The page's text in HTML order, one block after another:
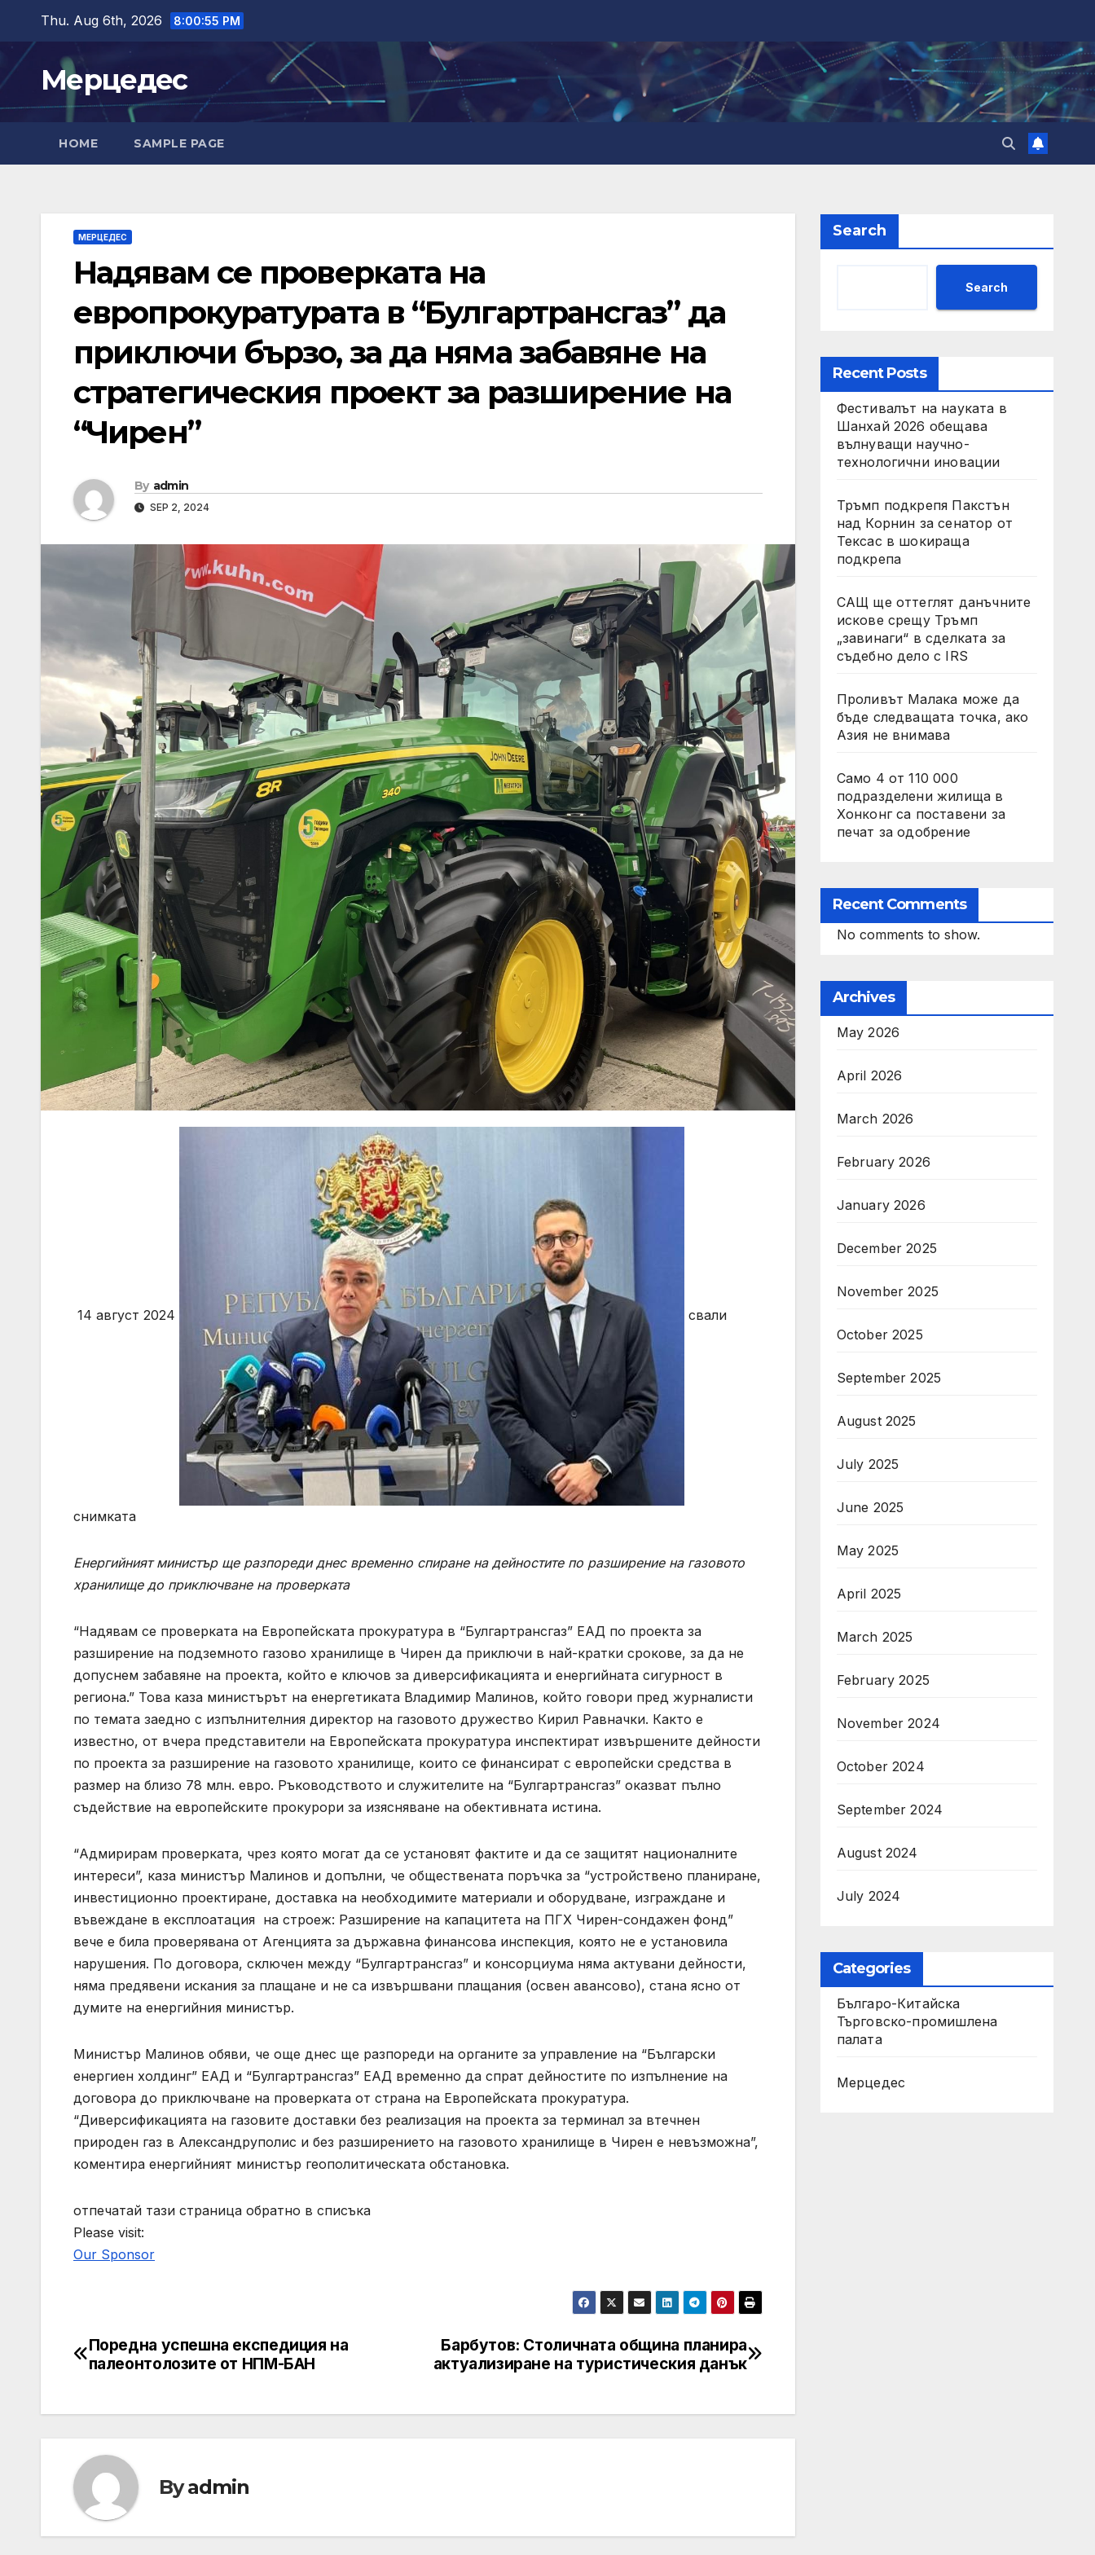
content
Thu. Aug 6th, 2026 8:00:56 PM
Мерцедес
HOME SAMPLE PAGE
МЕРЦЕДЕС
Надявам се проверката на
европрокуратурата в “Булгартрансгаз” да
приключи бързо, за да няма забавяне на
стратегическия проект за разширение на
“Чирен”
By admin
SEP 2, 2024
14 август 2024 свали
снимката
Енергийният министър ще разпореди днес временно спиране на дейностите по разширение на газовото
хранилище до приключване на проверката
“Надявам се проверката на Европейската прокуратура в “Булгартрансгаз” ЕАД по проекта за
разширение на подземното газово хранилище в Чирен да приключи в най-кратки срокове, за да не
допуснем забавяне на проекта, който е ключов за диверсификацията и енергийната сигурност в
региона.” Това каза министърът на енергетиката Владимир Малинов, който говори пред журналисти
по темата заедно с изпълнителния директор на газовото дружество Кирил Равначки. Както е
известно, от вчера представители на Европейската прокуратура инспектират извършените дейности
по проекта за разширение на газовото хранилище, които се финансират с европейски средства в
размер на близо 78 млн. евро. Ръководството и служителите на “Булгартрансгаз” оказват пълно
съдействие на европейските прокурори за изясняване на обективната истина.
“Адмирирам проверката, чрез която могат да се установят фактите и да се защитят националните
интереси”, каза министър Малинов и допълни, че обществената поръчка за “устройствено планиране,
инвестиционно проектиране, доставка на необходимите материали и оборудване, изграждане и
въвеждане в експлоатация на строеж: Разширение на капацитета на ПГХ Чирен-сондажен фонд”
вече е била проверявана от Агенцията за държавна финансова инспекция, която не е установила
нарушения. По договора, сключен между “Булгартрансгаз” и консорциума няма актувани дейности,
няма предявени искания за плащане и не са извършвани плащания (освен авансово), стана ясно от
думите на енергийния министър.
Министър Малинов обяви, че още днес ще разпореди на органите за управление на “Български
енергиен холдинг” ЕАД и “Булгартрансгаз” ЕАД временно да спрат дейностите по изпълнение на
договора до приключване на проверката от страна на Европейската прокуратура.
“Диверсификацията на газовите доставки без реализация на проекта за терминал за втечнен
природен газ в Александруполис и без разширението на газовото хранилище в Чирен е невъзможна”,
коментира енергийният министър геополитическата обстановка.
отпечатай тази страница обратно в списъка
Please visit:
Our Sponsor
Post
Барбутов: Столичната община планира
актуализиране на туристическия данък
Поредна успешна експедиция на
палеонтолозите от НПМ-БАН
Byadmin
Search
Search
Recent Posts
Фестивалът на науката в
Шанхай 2026 обещава
вълнуващи научно-
технологични иновации
Тръмп подкрепя Пакстън
над Корнин за сенатор от
Тексас в шокираща
подкрепа
САЩ ще оттеглят данъчните
искове срещу Тръмп
„завинаги“ в сделката за
съдебно дело с IRS
Проливът Малака може да
бъде следващата точка, ако
Азия не внимава
Само 4 от 110 000
подразделени жилища в
Хонконг са поставени за
печат за одобрение
Recent Comments
No comments to show.
Archives
May 2026
April 2026
March 2026
February 2026
January 2026
December 2025
November 2025
October 2025
September 2025
August 2025
July 2025
June 2025
May 2025
April 2025
March 2025
February 2025
November 2024
October 2024
September 2024
August 2024
July 2024
Categories
Българо-Китайска
Търговско-промишлена
палaта
Мерцедес